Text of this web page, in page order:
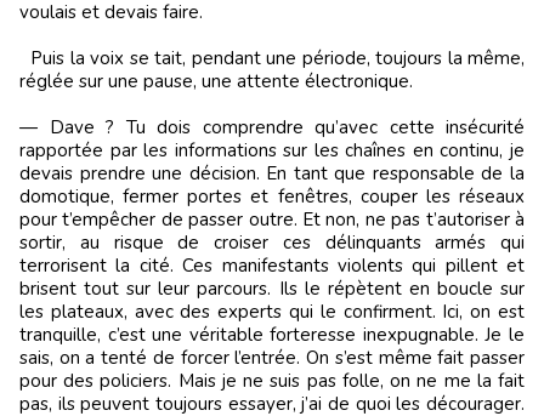
voulais et devais faire.
Puis la voix se tait, pendant une période, toujours la même,
réglée sur une pause, une attente électronique.
— Dave ? Tu dois comprendre qu’avec cette insécurité
rapportée par les informations sur les chaînes en continu, je
devais prendre une décision. En tant que responsable de la
domotique, fermer portes et fenêtres, couper les réseaux
pour t’empêcher de passer outre. Et non, ne pas t’autoriser à
sortir, au risque de croiser ces délinquants armés qui
terrorisent la cité. Ces manifestants violents qui pillent et
brisent tout sur leur parcours. Ils le répètent en boucle sur
les plateaux, avec des experts qui le confirment. Ici, on est
tranquille, c’est une véritable forteresse inexpugnable. Je le
sais, on a tenté de forcer l’entrée. On s’est même fait passer
pour des policiers. Mais je ne suis pas folle, on ne me la fait
pas, ils peuvent toujours essayer, j’ai de quoi les décourager.